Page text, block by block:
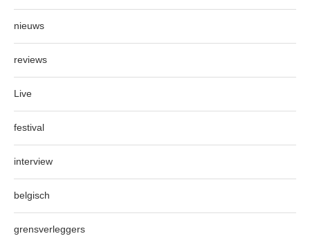
nieuws
reviews
Live
festival
interview
belgisch
grensverleggers